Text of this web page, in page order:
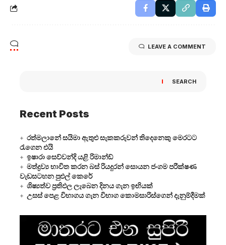
LEAVE A COMMENT
SEARCH
Recent Posts
රත්මලානේ සයිමා ඇතුළු සැකකරුවන් තිදෙනෙකු මෙරටට
රැගෙන එයි
ඉෂාරා සෙව්වන්දි යළි රිමාන්ඩ්
මත්ද්‍රව්‍ය භාවිත කරන බස් රියදුරන් සොයන ජංගම පරීක්ෂණ
වැඩසටහන පුළුල් කෙරේ
ශිෂ්‍යත්ව ප්‍රතිඵල ලැබෙන දිනය ගැන ඉඟියක්
උසස් පෙළ විභාගය ගැන විභාග කොමසාරිස්ගෙන් දැනුම්දීමක්
Player